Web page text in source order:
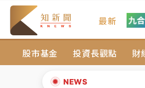
最新
股市基金 投資長觀點 財
NEWS
暑假過三周才推「E宿
中信慈善基金會想增加